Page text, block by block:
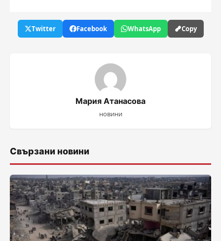
Twitter Facebook WhatsApp Copy
Мария Атанасова
новини
Свързани новини